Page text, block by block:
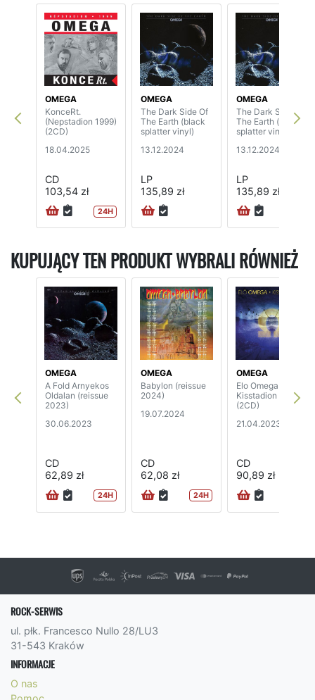
OMEGA
KonceRt.
(Nepstadion 1999)
(2CD)
18.04.2025
CD
103,54 zł
24H
OMEGA
The Dark Side Of
The Earth (black
splatter vinyl)
13.12.2024
LP
135,89 zł
OMEGA
The Dark Side Of
The Earth (blue
splatter vinyl)
13.12.2024
LP
135,89 zł
KUPUJĄCY TEN PRODUKT WYBRALI RÓWNIEŻ
OMEGA
A Fold Arnyekos
Oldalan (reissue
2023)
30.06.2023
CD
62,89 zł
24H
OMEGA
Babylon (reissue
2024)
19.07.2024
CD
62,08 zł
24H
OMEGA
Elo Omega -
Kisstadion ‘77
(2CD)
21.04.2023
CD
90,89 zł
ROCK-SERWIS
ul. płk. Francesco Nullo 28/LU3
31-543 Kraków
INFORMACJE
O nas